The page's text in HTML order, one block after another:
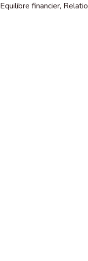
Equilibre financier,